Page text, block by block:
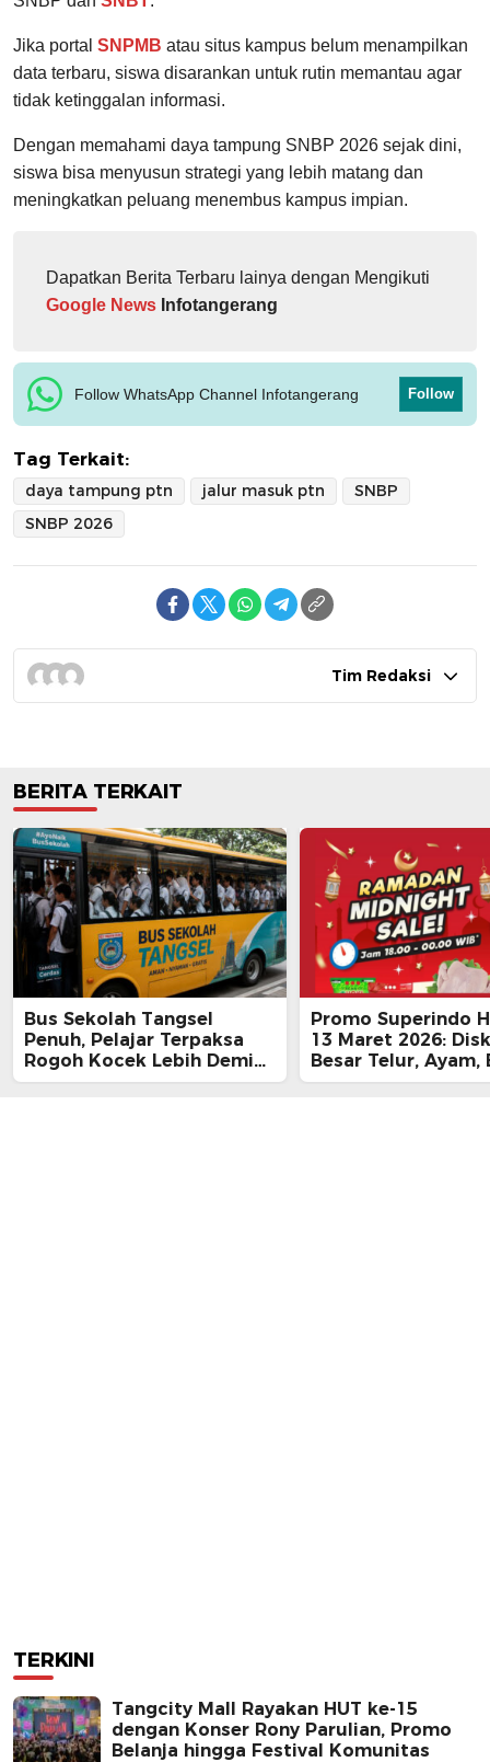
Jika portal SNPMB atau situs kampus belum menampilkan
data terbaru, siswa disarankan untuk rutin memantau agar
tidak ketinggalan informasi.
Dengan memahami daya tampung SNBP 2026 sejak dini,
siswa bisa menyusun strategi yang lebih matang dan
meningkatkan peluang menembus kampus impian.
Dapatkan Berita Terbaru lainya dengan Mengikuti
Google News Infotangerang
Follow WhatsApp Channel Infotangerang Follow
Tag Terkait:
daya tampung ptn jalur masuk ptn
SNBP
SNBP 2026
Tim Redaksi
BERITA TERKAIT
Bus Sekolah Tangsel
Penuh, Pelajar Terpaksa
Rogoh Kocek Lebih Demi
Tiba Tepat Waktu
Promo Superindo
13 Maret 2026:
Besar Telur, Ayam,
hingga Daging,
TERKINI
Tangcity Mall Rayakan HUT ke-15
dengan Konser Rony Parulian, Promo
Belanja hingga Festival Komunitas